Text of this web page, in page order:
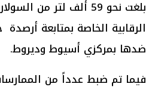
الرقابية الخاصة بمتابعة أرصدة
ضدها بمركزي أسيوط وديروط.
فيما تم ضبط عدداً من